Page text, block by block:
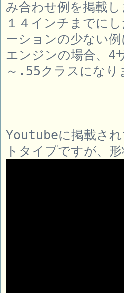
み合わせ例を掲載
１４インチまでに
ーションの少ない
エンジンの場合、4
～.55クラスになり
Youtubeに掲載さ
トタイプですが、